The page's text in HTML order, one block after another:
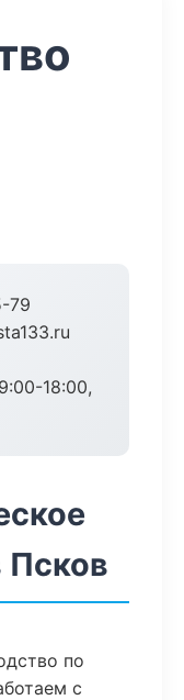
79
18:00,
Псков
по
с